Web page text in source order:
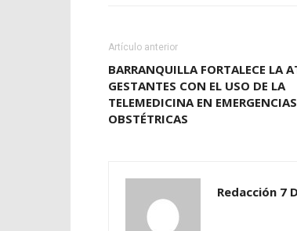
Artículo anterior
BARRANQUILLA FORTALECE LA
GESTANTES CON EL USO DE LA
TELEMEDICINA EN EMERGENCIAS
OBSTÉTRICAS
Redacción 7